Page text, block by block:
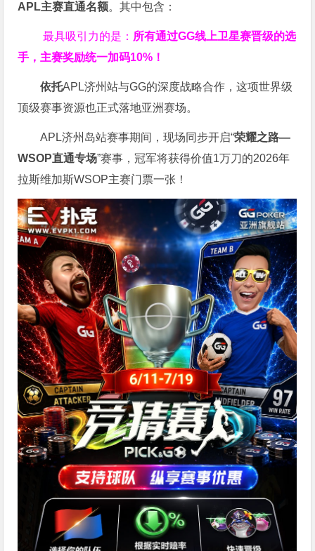
APL主赛直通名额。其中包含：
最具吸引力的是： 所有通过GG线上卫星赛晋级的选
手，主赛奖励统一加码10% ！
依托APL济州站与GG的深度战略合作，这项世界级
顶级赛事资源也正式落地亚洲赛场。
APL济州岛站赛事期间，现场同步开启“荣耀之路—
WSOP直通专场”赛事，冠军将获得价值1万刀的2026年
拉斯维加斯WSOP主赛门票一张！